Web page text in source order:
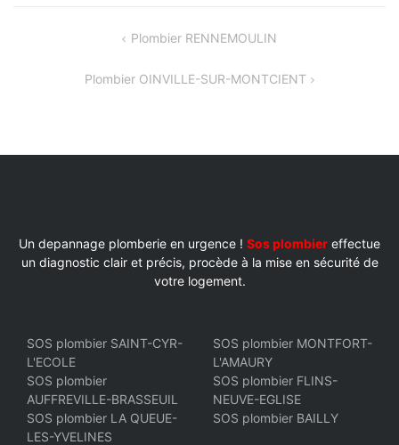
L’ARTICLE
Plombier RENNEMOULIN
Plombier OINVILLE-SUR-MONTCIENT
Un depannage plomberie en urgence ! Sos plombier effectue
un diagnostic clair et précis, procède à la mise en sécurité de
votre logement.
SOS plombier SAINT-CYR-
L'ECOLE
SOS plombier MONTFORT-
L'AMAURY
SOS plombier
AUFFREVILLE-BRASSEUIL
SOS plombier FLINS-
NEUVE-EGLISE
SOS plombier LA QUEUE-
LES-YVELINES
SOS plombier BAILLY